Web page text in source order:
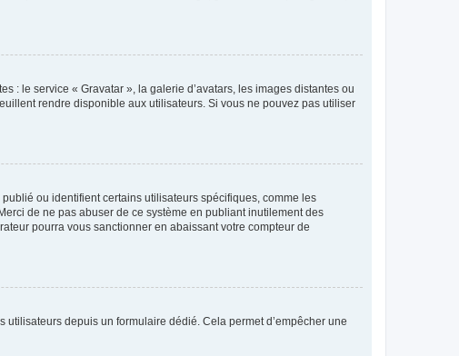
: le service « Gravatar », la galerie d’avatars, les images distantes ou
rendre disponible aux utilisateurs. Si vous ne pouvez pas utiliser
ou identifient certains utilisateurs spécifiques, comme les
de ne pas abuser de ce système en publiant inutilement des
pourra vous sanctionner en abaissant votre compteur de
depuis un formulaire dédié. Cela permet d’empêcher une